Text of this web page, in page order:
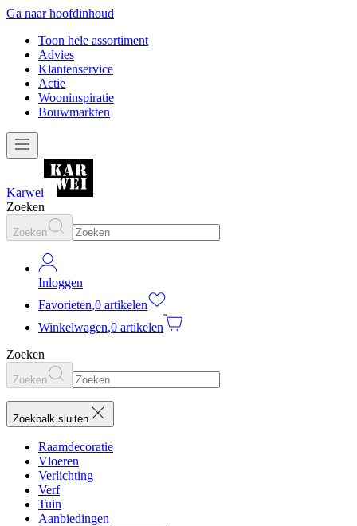
Ga naar hoofdinhoud
Toon hele assortiment
Advies
Klantenservice
Actie
Wooninspiratie
Bouwmarkten
Karwei
Zoeken
Zoeken
Inloggen
Favorieten,0 artikelen
Winkelwagen,0 artikelen
Zoeken
Zoeken
Zoekbalk sluiten
Raamdecoratie
Vloeren
Verlichting
Verf
Tuin
Aanbiedingen